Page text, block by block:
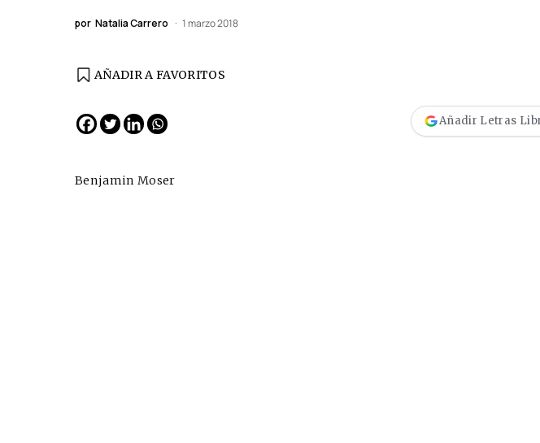
por Natalia Carrero 1 marzo 2018
AÑADIR A FAVORITOS
Añadir Letras
Benjamin Moser